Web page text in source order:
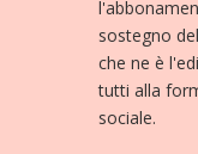
sostegno
che ne è
tutti alla
sociale.